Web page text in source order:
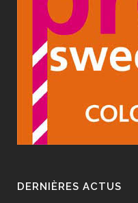
DERNIÈRES ACTUS